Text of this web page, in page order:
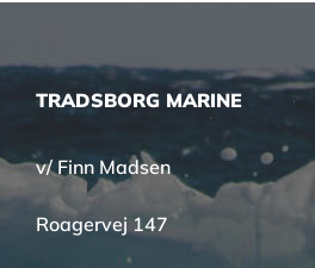
TRADSBORG MARINE
v/ Finn Madsen
Roagervej 147